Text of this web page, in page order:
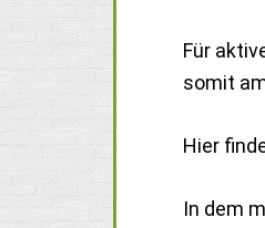
Für
somit
Hier
In dem